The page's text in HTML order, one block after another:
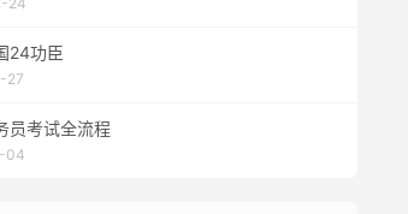
24功臣
27
员考试全流程
04